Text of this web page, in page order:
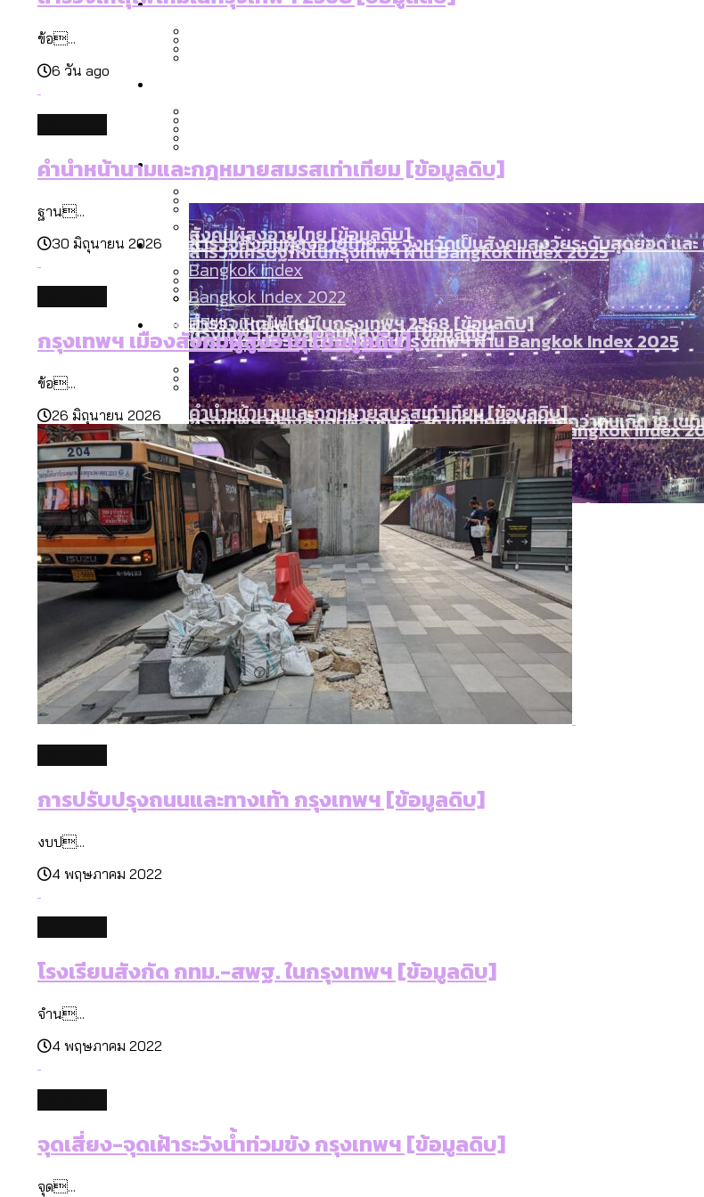
สมุดจดการบ้าน ส.ก. 2569 : แต่ละเขตมีปัญหาอะไรที่ ส.ก. ต้องทำการบ้าน
กทม. มีอำนาจแค่ไหน ในการแก้ปัญหาให้คนที่อาศัยอยู่ในกรุงเทพฯ
ขยะของคน กทม. ที่ยังถูกนำไปทิ้งที่ ฉะเชิงเทรา นครปฐม และล่าสุดที่กา
งบระบายน้ำ-ป้องกันน้ำท่วม 4 ปี (2566-2569) ของ กทม. ในยุคชัชชาติ ล
ความเกลียดชังที่ขายได้ : สำรวจ Hate Speech ที่ถูกผลิตซ้ำผ่านวิดีโอ
กรุงเทพฯ เมืองคอนเสิร์ต : สำรวจคอนเสิร์ตและแฟนมีตติ้งในไทยจำน
ปีนกำแพงส่องซีรีส์จีน: จีนส่งออกภาพลักษณ์แบบไหนสู่สายตาโลก
ค่าฝุ่นในกรุงเทพฯ 2025 เทียบกับจำนวนควันบุหรี่ที่เข้าปอด [ข้อมูลดิบ]
สำรวจเศรษฐกิจในกรุงเทพฯ ผ่าน Bangkok Index 2025
สำรวจงบประมาณรายเขตในกรุงเทพฯ ผ่าน Bangkok Index 2025
สำรวจรายได้จากการจัดเก็บภาษีในกรุงเทพฯ ผ่าน Bangkok Index
สังคมผู้สูงอายุไทย [ข้อมูลดิบ]
สำรวจสังคมผู้สูงอายุไทย : 6 จังหวัดเป็นสังคมสูงวัยระดับสุดยอด และ
กรุงเทพฯ เมืองสังคมผู้สูงอายุ [ข้อมูลดิบ]
กรุงเทพฯ เมืองสังคมผู้สูงอายุ : 36 เขตมีคนตายมากกว่าคนเกิด 18 เข
Bangkok Index 2025 : อันดับความน่าอยู่ของ 50 เขตในกรุงเทพฯ
Database
สังคมผู้สูงอายุไทย [ข้อมูลดิบ]
สำรวจเหตุไฟไหม้ในกรุงเทพฯ 2568 [ข้อมูลดิบ]
คำนำหน้านามและกฎหมายสมรสเท่าเทียม [ข้อมูลดิบ]
กรุงเทพฯ เมืองสังคมผู้สูงอายุ [ข้อมูลดิบ]
สวนสาธารณะและพื้นที่สีเขียวใน กทม. [ข้อมูลดิบ]
Project
Bangkok Index
Bangkok Index 2022
DEMO Thailand
About Us
ข้อ...
6 วัน ago
คำนำหน้านามและกฎหมายสมรสเท่าเทียม [ข้อมูลดิบ]
ฐาน...
30 มิถุนายน 2026
กรุงเทพฯ เมืองสังคมผู้สูงอายุ [ข้อมูลดิบ]
ข้อ...
26 มิถุนายน 2026
การปรับปรุงถนนและทางเท้า กรุงเทพฯ [ข้อมูลดิบ]
งบป...
4 พฤษภาคม 2022
โรงเรียนสังกัด กทม.-สพฐ. ในกรุงเทพฯ [ข้อมูลดิบ]
จำน...
4 พฤษภาคม 2022
จุดเสี่ยง-จุดเฝ้าระวังน้ำท่วมขัง กรุงเทพฯ [ข้อมูลดิบ]
จุด...